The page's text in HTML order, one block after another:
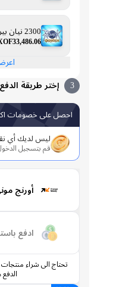
2300 نيان بيري
XOF33,486.06
اعرض
إختر طريقة الدفع
احصل على خصومات اكبر
ليس لديك أي نقاط
قم بتسجيل الدخول
أورنج موني
ادفع باستخدام
تحتاج الى شراء منتجات أعلى
الدفع هذة